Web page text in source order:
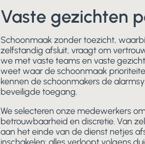
Vaste gezichten
Schoonmaak zonder toezicht,
zelfstandig afsluit, vraagt om
we met vaste teams en vaste
weet waar de schoonmaak
kennen de schoonmakers de
beveiligde toegang.
We selecteren onze medewerkers
betrouwbaarheid en discretie. Van
aan het einde van de dienst netjes